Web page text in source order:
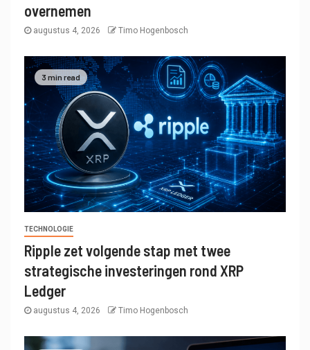
overnemen
augustus 4, 2026 Timo Hogenbosch
3 min read
TECHNOLOGIE
Ripple zet volgende stap met twee
strategische investeringen rond XRP
Ledger
augustus 4, 2026 Timo Hogenbosch